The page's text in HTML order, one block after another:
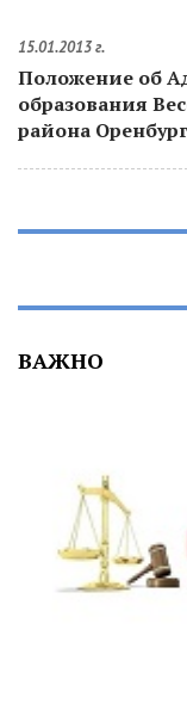
15.01.2013 г.
Положение об
образования
района
ВАЖНО